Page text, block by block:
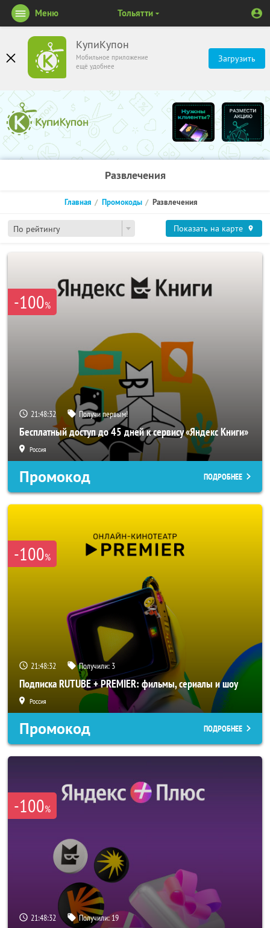
КупиКупон
Мобильное приложение
ещё удобнее
Загрузить
Меню Тольятти
Развлечения
По рейтингу
Главная Промокоды Развлечения
Показать на карте
-100%
21:48:32 Получи первым!
Бесплатный доступ до 45 дней к сервису «Яндекс Книги»
Россия
Промокод ПОДРОБНЕЕ
-100%
21:48:32 Получили: 3
Подписка RUTUBE + PREMIER: фильмы, сериалы и шоу
Россия
Промокод ПОДРОБНЕЕ
-100%
21:48:32 Получили:19